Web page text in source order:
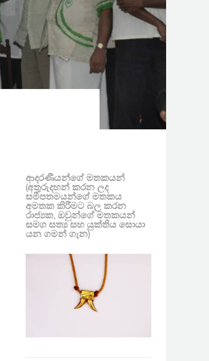
ආදරණීයන්ගේ මතකයන්
(අතුරුදහන් කරන ලද
සමීපතමයන්ගේ මතකය
අමතක කිරීමට බල කරන
රාජ්‍යක, ඔවුන්ගේ මතකයන්
සමග සත්‍ය සහ යුක්තිය සොයා
යන ගමන් ගැන)